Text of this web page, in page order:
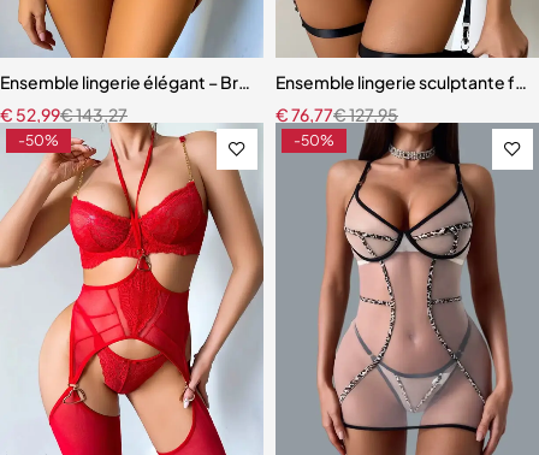
Ensemble lingerie élégant – Bretelles réglables et dentelle raffinée
€143,27
€ 52,99
Ensemble lingerie sculptante
€127,95
€76,77
-50% -50%